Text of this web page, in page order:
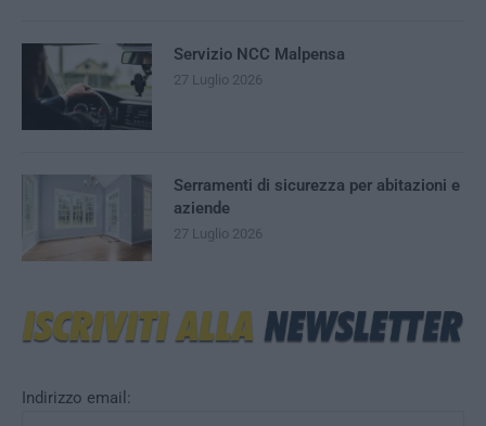
Indirizzo email:
Servizio NCC Malpensa
27 Luglio 2026
Serramenti di sicurezza per abitazioni e
aziende
27 Luglio 2026